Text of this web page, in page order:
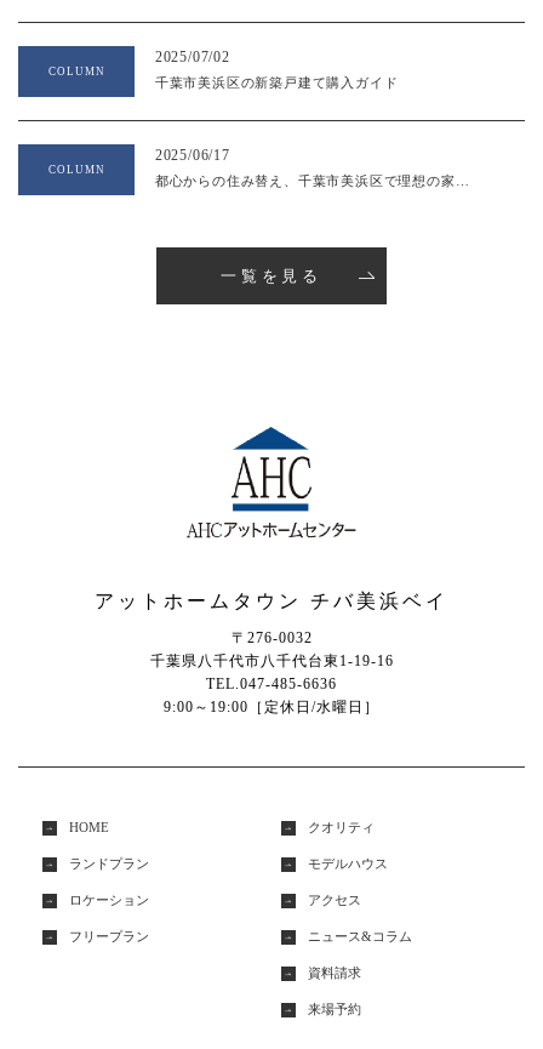
COLUMN
2025/07/02
千葉市美浜区の新築戸建て購入ガイド
COLUMN
2025/06/17
一覧を見る
アットホームタウン チバ美浜ベイ
〒276-0032
千葉県八千代市八千代台東1-19-16
TEL.047-485-6636
9:00～19:00［定休日/水曜日］
HOME
ランドプラン
ロケーション
フリープラン
クオリティ
モデルハウス
アクセス
ニュース&コラム
資料請求
来場予約